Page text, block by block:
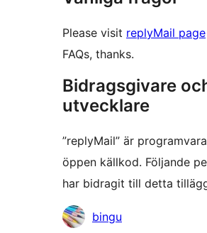
Please visit replyMail page
FAQs, thanks.
Bidragsgivare
utvecklare
”replyMail” är
öppen källkod. Följande
har bidragit till detta
Bidragande
bingu